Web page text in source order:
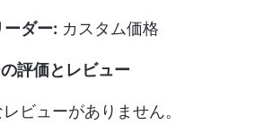
ーダー: カスタム価格
評価とレビュー
ビューがありません。